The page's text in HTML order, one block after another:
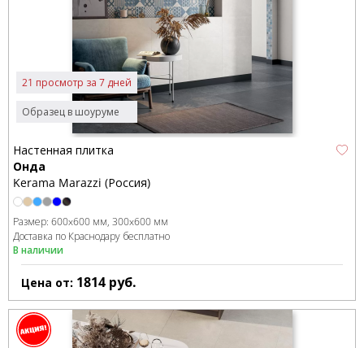
Образец в шоуруме
21 просмотр за 7 дней
Настенная плитка
Онда
Kerama Marazzi (Россия)
Размер: 600x600 мм 300x600 мм
Доставка по Краснодару бесплатно
В наличии
Цена от: 1814 руб.